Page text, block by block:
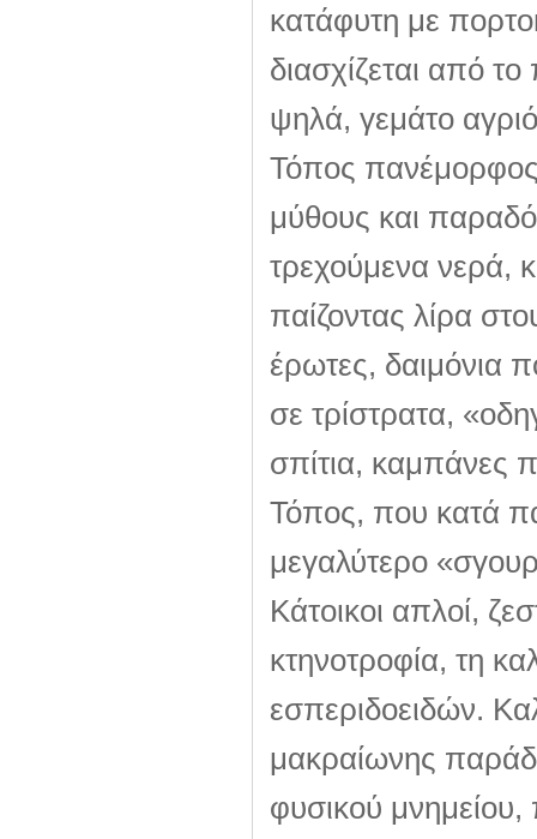
κατάφυτη με
διασχίζεται από
ψηλά, γεμάτο
Τόπος
μύθους και
τρεχούμενα νερά,
παίζοντας λίρα
έρωτες, δαιμόνια
σε τρίστρατα,
σπίτια, καμπάνες
Τόπος, που κατά
μεγαλύτερο
Κάτοικοι απλοί,
κτηνοτροφία, τη
εσπεριδοειδών.
μακραίωνης
φυσικού